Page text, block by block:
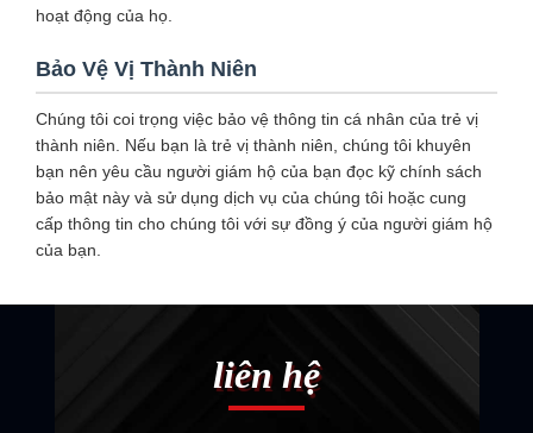
hoạt động của họ.
Bảo Vệ Vị Thành Niên
Chúng tôi coi trọng việc bảo vệ thông tin cá nhân của trẻ vị
thành niên. Nếu bạn là trẻ vị thành niên, chúng tôi khuyên
bạn nên yêu cầu người giám hộ của bạn đọc kỹ chính sách
bảo mật này và sử dụng dịch vụ của chúng tôi hoặc cung
cấp thông tin cho chúng tôi với sự đồng ý của người giám hộ
của bạn.
liên hệ